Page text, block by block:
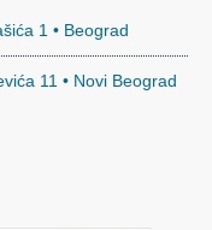
1 • Beograd
11 • Novi Beograd